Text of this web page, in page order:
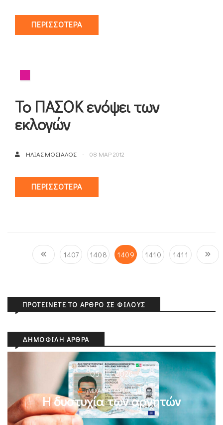
ΠΕΡΙΣΣΌΤΕΡΑ
Το ΠΑΣΟΚ ενόψει των
εκλογών
ΗΛΊΑΣ ΜΌΣΙΑΛΟΣ 08 ΜΑΡ 2012
ΠΕΡΙΣΣΌΤΕΡΑ
1407 1408 1409 1410 1411
ΠΡΟΤΕΊΝΕΤΕ ΤΟ ΆΡΘΡΟ ΣΕ ΦΊΛΟΥΣ
ΔΗΜΟΦΙΛΉ ΆΡΘΡΑ
05 Αυγ 2026
ΜΙΧΆΛΗΣ ΚΥΡΙΑΚΊΔΗΣ
Η δυστυχία των αρνητών